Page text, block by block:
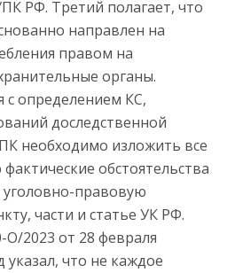
РФ. Третий полагает, что
направлен на
правом на
органы.
с определением КС,
доследственной
необходимо изложить все
обстоятельства
правовую
части и статье УК РФ.
2023 от 28 февраля
что не каждое